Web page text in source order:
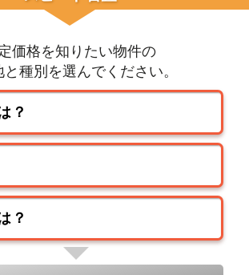
価格を知りたい物件の
と種別を選んでください。